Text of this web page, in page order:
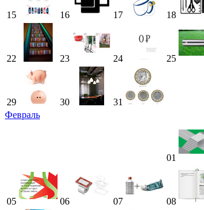
15 16 17 18
22 23 24 25
29 30
31
Февраль
01
05 06 07 08